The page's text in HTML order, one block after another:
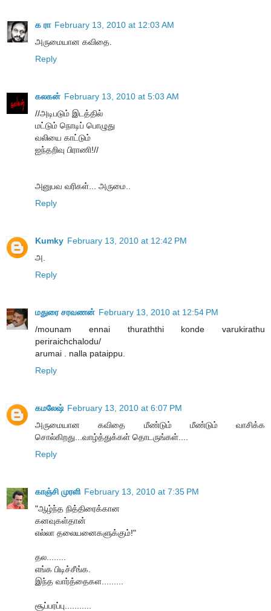
க ரா February 13, 2010 at 12:03 AM
அருமையான கவிதை.
Reply
கலகன் February 13, 2010 at 5:03 AM
//அடிபடும் இடத்தில்
மட்டும் நொடிப் பொழுது
வலியை காட்டும்
ஐந்தறிவு பிராணி!//
அனுபவ வரிகள்... அருமை..
Reply
Kumky February 13, 2010 at 12:42 PM
அ.
Reply
மதுரை சரவணன் February 13, 2010 at 12:54 PM
/mounam ennai thuraththi konde varukirathu
periraichchalodu/
arumai . nalla pataippu.
Reply
கமலேஷ் February 13, 2010 at 6:07 PM
அருமையான கவிதை மீண்டும் மீண்டும் வாசிக்க
சொல்கிறது...வாழ்த்துக்கள் தொடருங்கள்....
Reply
காஞ்சி முரளி February 13, 2010 at 7:35 PM
"ஆழ்ந்த நித்திரைக்கான
கனவுகள்தான்
எல்லா தலையனைகளுக்கும்!"
தல........
எங்க பிடிச்சீங்க.
இந்த வார்த்தைகள.........
சூப்பரப்பு...........